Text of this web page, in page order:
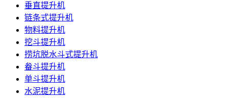
垂直提升机
链条式提升机
物料提升机
挖斗提升机
捞坑脱水斗式提升机
畚斗提升机
单斗提升机
水泥提升机